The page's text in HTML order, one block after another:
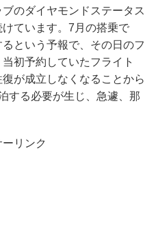
のダイヤモンドステータス
ています。7月の搭乗で
という予報で、その日のフ
初予約していたフライト
が成立しなくなることから
する必要が生じ、急遽、那
リンク